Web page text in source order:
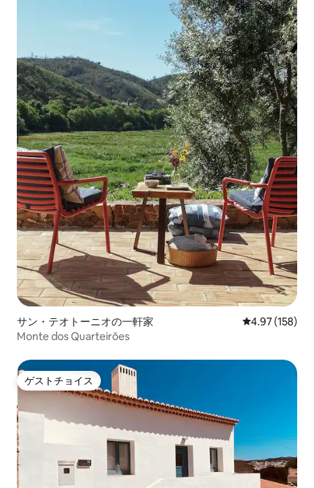
サン・テオトーニオの一軒家 レビュー158
4.97 (158)
Monte dos Quarteirões
ゲストチョイス
ゲストチョイス